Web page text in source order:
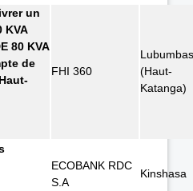
un
KVA
80 KVA
de
FHI 360
(Haut-
Katanga)
ECOBANK RDC
S.A
Kinshasa